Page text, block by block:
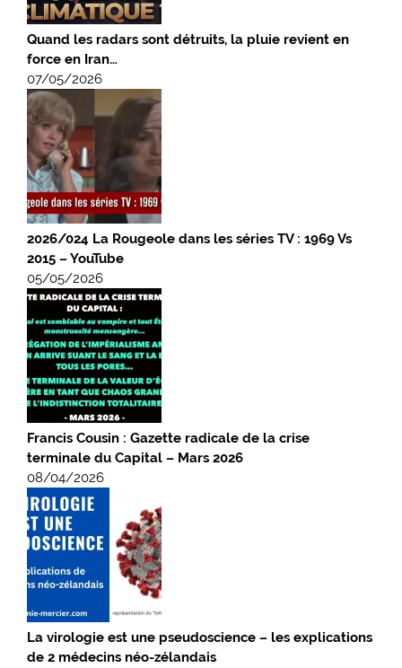
Quand les radars sont détruits, la pluie revient en
force en Iran…
07/05/2026
2026/024 La Rougeole dans les séries TV : 1969 Vs
2015 – YouTube
05/05/2026
Francis Cousin : Gazette radicale de la crise
terminale du Capital – Mars 2026
08/04/2026
La virologie est une pseudoscience – les explications
de 2 médecins néo-zélandais